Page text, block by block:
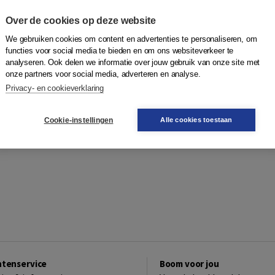
Boom voor jou
Over de cookies op deze website
We gebruiken cookies om content en advertenties te personaliseren, om
functies voor social media te bieden en om ons websiteverkeer te
analyseren. Ook delen we informatie over jouw gebruik van onze site met
onze partners voor social media, adverteren en analyse.
Privacy- en cookieverklaring
Cookie-instellingen Alle cookies toestaan